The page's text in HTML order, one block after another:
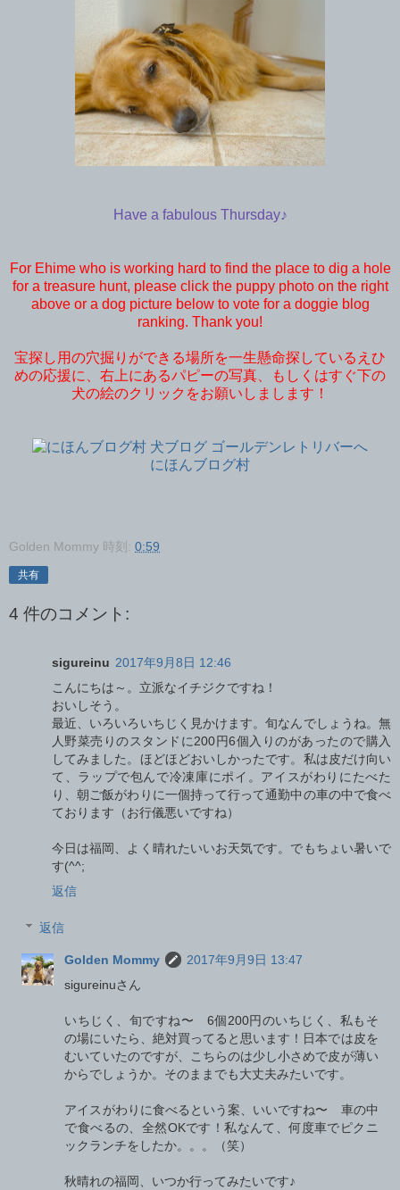
Have a fabulous Thursday♪
For Ehime who is working hard to find the place to dig a hole
for a treasure hunt, please click the puppy photo on the right
above or a dog picture below to vote for a doggie blog
ranking. Thank you!
宝探し用の穴掘りができる場所を一生懸命探しているえひ
めの応援に、右上にあるパピーの写真、もしくはすぐ下の
犬の絵のクリックをお願いしまします！
にほんブログ村
Golden Mommy 時刻: 0:59
共有
4 件のコメント:
sigureinu 2017年9月8日 12:46
こんにちは～。立派なイチジクですね！
おいしそう。
最近、いろいろいちじく見かけます。旬なんでしょうね。無
人野菜売りのスタンドに200円6個入りのがあったので購入
してみました。ほどほどおいしかったです。私は皮だけ向い
て、ラップで包んで冷凍庫にポイ。アイスがわりにたべた
り、朝ご飯がわりに一個持って行って通勤中の車の中で食べ
ております（お行儀悪いですね）
今日は福岡、よく晴れたいいお天気です。でもちょい暑いで
す(^^;
返信
返信
Golden Mommy
2017年9月9日 13:47
sigureinuさん
いちじく、旬ですね〜 6個200円のいちじく、私もそ
の場にいたら、絶対買ってると思います！日本では皮を
むいていたのですが、こちらのは少し小さめで皮が薄い
からでしょうか。そのままでも大丈夫みたいです。
アイスがわりに食べるという案、いいですね〜 車の中
で食べるの、全然OKです！私なんて、何度車でピクニ
ックランチをしたか。。。（笑）
秋晴れの福岡、いつか行ってみたいです♪